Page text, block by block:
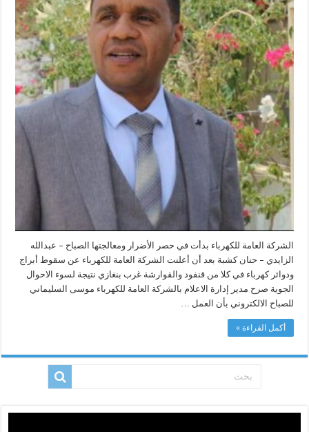
ومعالجتها
مغلقة
الشركة العامة للكهرباء بدأت في حصر الأضرار ومعالجتها الصباح – عبدالله
الزايدي – حنان كشبة بعد أن أعلنت الشركة العامة للكهرباء عن سقوط أبراج
ودوائر كهرباء في كلا من قنفود والقوارشة غرب بنغازي نتيجة لسوء الاحوال
الجوية صرح مدير إدارة الاعلام بالشركة العامة للكهرباء موسى السليماني
للصباح الالكتروني بأن العمل …
أكمل القراءة »